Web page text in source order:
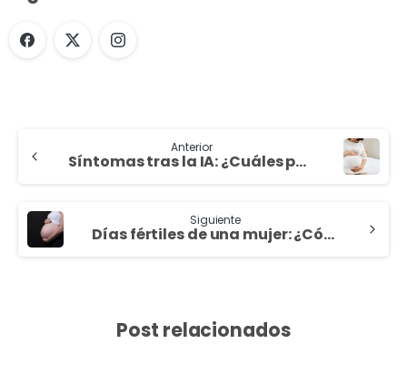
Anterior
Síntomas tras la IA: ¿Cuáles puedo tener?
Siguiente
Días fértiles de una mujer: ¿Cómo conocerlos?
Post relacionados